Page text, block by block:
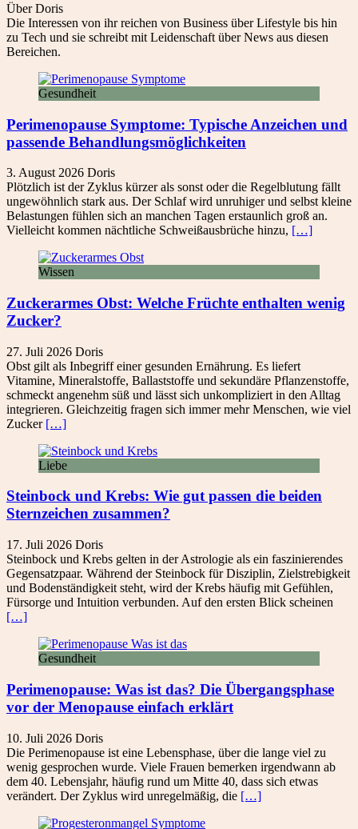
Über Doris
Die Interessen von ihr reichen von Business über Lifestyle bis hin
zu Tech und sie schreibt mit Leidenschaft über News aus diesen
Bereichen.
Gesundheit
Perimenopause Symptome: Typische Anzeichen und
passende Behandlungsmöglichkeiten
3. August 2026 Doris
Plötzlich ist der Zyklus kürzer als sonst oder die Regelblutung fällt
ungewöhnlich stark aus. Der Schlaf wird unruhiger und selbst kleine
Belastungen fühlen sich an manchen Tagen erstaunlich groß an.
Vielleicht kommen nächtliche Schweißausbrüche hinzu, […]
Wissen
Zuckerarmes Obst: Welche Früchte enthalten wenig
Zucker?
27. Juli 2026 Doris
Obst gilt als Inbegriff einer gesunden Ernährung. Es liefert
Vitamine, Mineralstoffe, Ballaststoffe und sekundäre Pflanzenstoffe,
schmeckt angenehm süß und lässt sich unkompliziert in den Alltag
integrieren. Gleichzeitig fragen sich immer mehr Menschen, wie viel
Zucker […]
Liebe
Steinbock und Krebs: Wie gut passen die beiden
Sternzeichen zusammen?
17. Juli 2026 Doris
Steinbock und Krebs gelten in der Astrologie als ein faszinierendes
Gegensatzpaar. Während der Steinbock für Disziplin, Zielstrebigkeit
und Bodenständigkeit steht, wird der Krebs häufig mit Gefühlen,
Fürsorge und Intuition verbunden. Auf den ersten Blick scheinen
[…]
Gesundheit
Perimenopause: Was ist das? Die Übergangsphase
vor der Menopause einfach erklärt
10. Juli 2026 Doris
Die Perimenopause ist eine Lebensphase, über die lange viel zu
wenig gesprochen wurde. Viele Frauen bemerken irgendwann ab
dem 40. Lebensjahr, häufig rund um Mitte 40, dass sich etwas
verändert. Der Zyklus wird unregelmäßig, die […]